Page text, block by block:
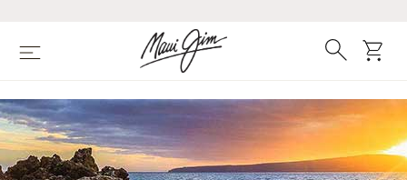
springen
Speisekarte Suche
WOMEN'S